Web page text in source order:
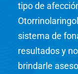
tipo de
sistema de
resultados y
brindarle